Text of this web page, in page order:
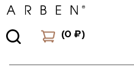
(0 ₽)